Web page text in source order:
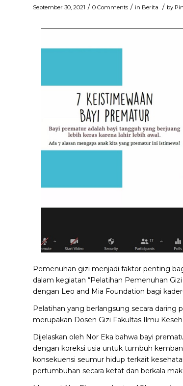
September 30, 2021 / 0 Comments / in Berita / by
Pemenuhan gizi menjadi faktor penting
dalam kegiatan “Pelatihan Pemenuhan
dengan Leo and Mia Foundation bagi
Pelatihan yang berlangsung secara daring
merupakan Dosen Gizi Fakultas Ilmu
Dijelaskan oleh Nor Eka bahwa bayi
dengan koreksi usia untuk tumbuh
konsekuensi seumur hidup terkait
pertumbuhan secara ketat dan berkala